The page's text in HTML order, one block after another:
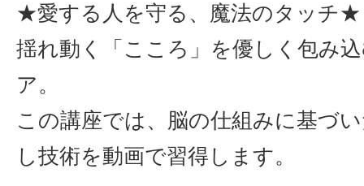
★愛する人を守る、魔法のタッチ★
揺れ動く「こころ」を優しく包み
ア。
この講座では、脳の仕組みに基づ
し技術を動画で習得します。